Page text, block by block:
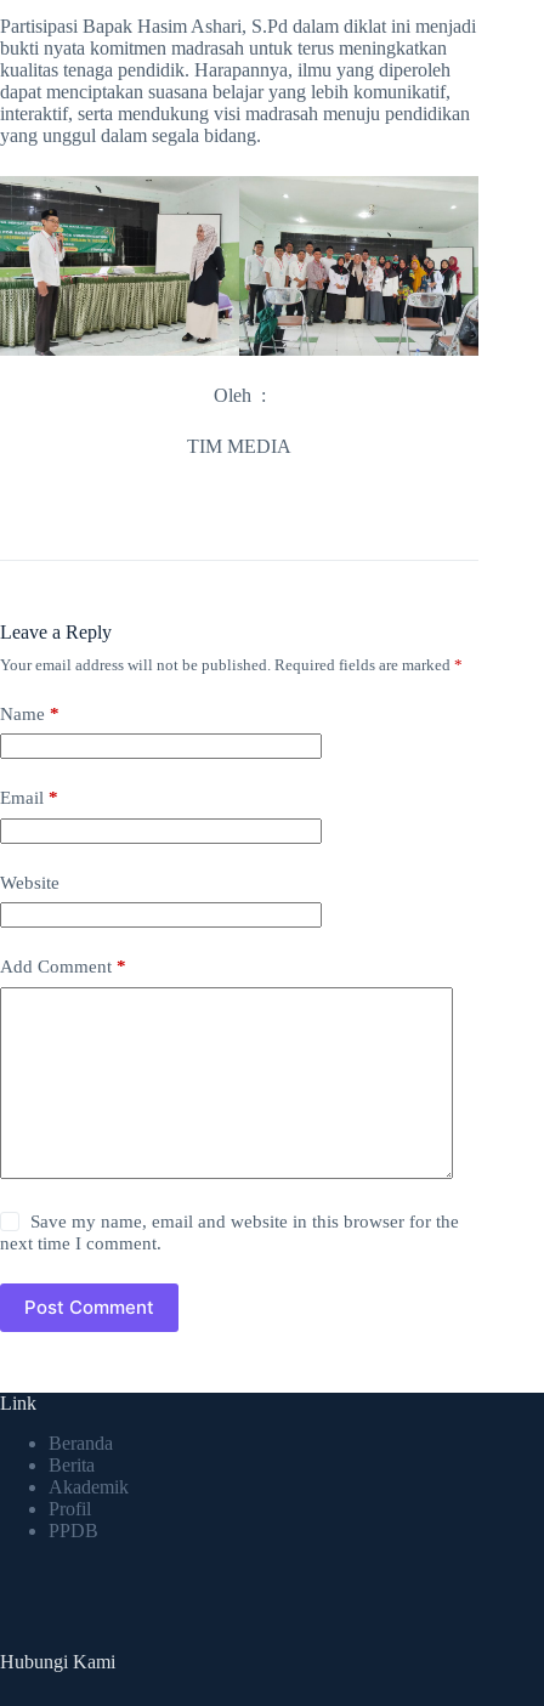
Partisipasi Bapak Hasim Ashari, S.Pd dalam diklat ini menjadi
bukti nyata komitmen madrasah untuk terus meningkatkan
kualitas tenaga pendidik. Harapannya, ilmu yang diperoleh
dapat menciptakan suasana belajar yang lebih komunikatif,
interaktif, serta mendukung visi madrasah menuju pendidikan
yang unggul dalam segala bidang.
Oleh :
TIM MEDIA
Leave a Reply
Your email address will not be published. Required fields are marked *
Name *
Email *
Website
Add Comment *
Save my name, email and website in this browser for the
next time I comment.
Post Comment
Link
Beranda
Berita
Akademik
Profil
PPDB
Hubungi Kami